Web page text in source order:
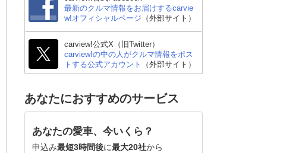
最新のクルマ情報をお届けするcarvie
w!オフィシャルページ （外部サイト）
carview!公式X（旧Twitter）
carview!の中の人がクルマ情報をポス
トする公式アカウント
（外部サイト）
あなたにおすすめのサービス
あなたの愛車、今いくら？
申込み最短3時間後に最大20社から